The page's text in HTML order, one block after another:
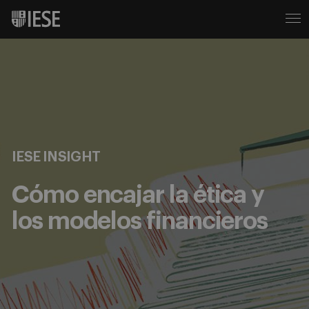
IESE INSIGHT
Cómo encajar la ética y
los modelos financieros